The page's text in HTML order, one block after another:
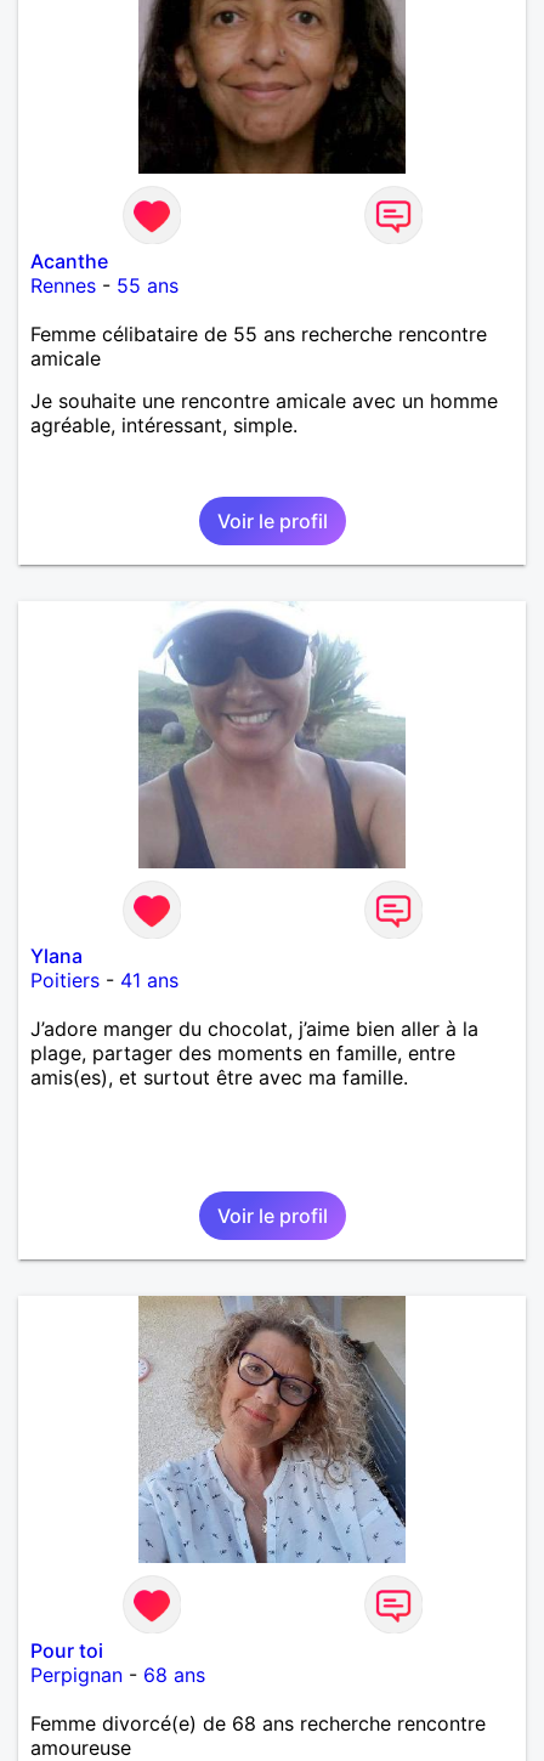
Acanthe
Rennes - 55 ans
Femme célibataire de 55 ans recherche rencontre
amicale
Je souhaite une rencontre amicale avec un homme
agréable, intéressant, simple.
Voir le profil
Ylana
Poitiers - 41 ans
J’adore manger du chocolat, j’aime bien aller à la
plage, partager des moments en famille, entre
amis(es), et surtout être avec ma famille.
Voir le profil
Pour toi
Perpignan - 68 ans
Femme divorcé(e) de 68 ans recherche rencontre
amoureuse